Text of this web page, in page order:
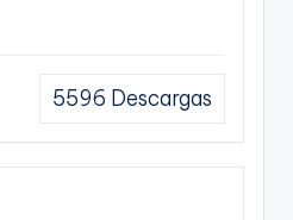
5596 Descargas